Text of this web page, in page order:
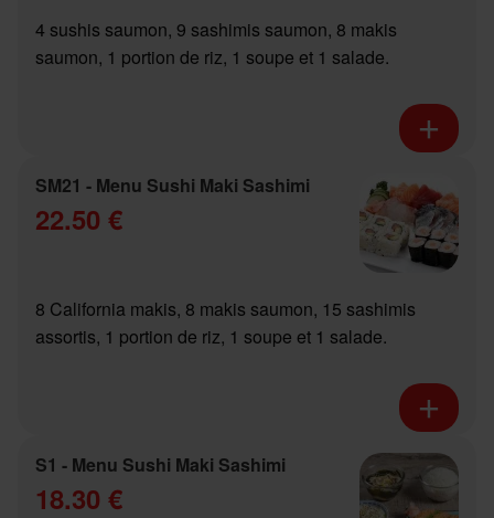
4 sushis saumon, 9 sashimis saumon, 8 makis
saumon, 1 portion de riz, 1 soupe et 1 salade.
SM21 - Menu Sushi Maki Sashimi
22.50 €
8 California makis, 8 makis saumon, 15 sashimis
assortis, 1 portion de riz, 1 soupe et 1 salade.
S1 - Menu Sushi Maki Sashimi
18.30 €